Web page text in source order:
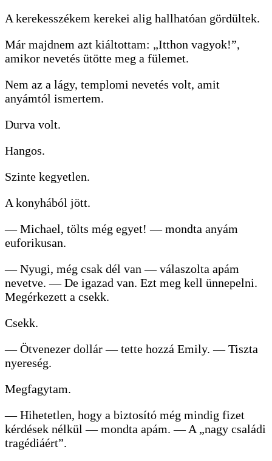
A kerekesszékem kerekei alig hallhatóan gördültek.
Már majdnem azt kiáltottam: „Itthon vagyok!”,
amikor nevetés ütötte meg a fülemet.
Nem az a lágy, templomi nevetés volt, amit
anyámtól ismertem.
Durva volt.
Hangos.
Szinte kegyetlen.
A konyhából jött.
— Michael, tölts még egyet! — mondta anyám
euforikusan.
— Nyugi, még csak dél van — válaszolta apám
nevetve. — De igazad van. Ezt meg kell ünnepelni.
Megérkezett a csekk.
Csekk.
— Ötvenezer dollár — tette hozzá Emily. — Tiszta
nyereség.
Megfagytam.
— Hihetetlen, hogy a biztosító még mindig fizet
kérdések nélkül — mondta apám. — A „nagy családi
tragédiáért”.